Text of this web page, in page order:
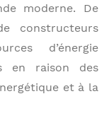
moderne. De
constructeurs
d’énergie
en raison des
et à la